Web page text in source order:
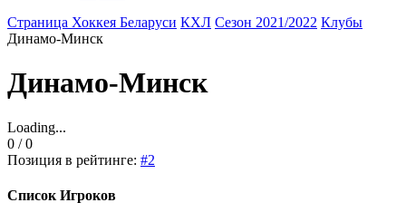
Страница Хоккея Беларуси КХЛ Сезон 2021/2022 Клубы
Динамо-Минск
Динамо-Минск
Loading...
0 / 0
Позиция в рейтинге: #2
Список Игроков